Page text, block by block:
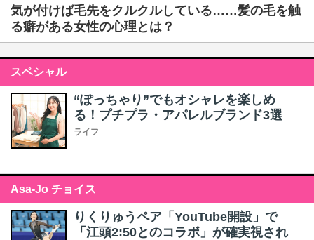
気が付けば毛先をクルクルしている……髪の毛を触
る癖がある女性の心理とは？
スペシャル
“ぽっちゃり”でもオシャレを楽しめ
る！プチプラ・アパレルブランド3選
ライフ
Asa-Jo チョイス
りくりゅうペア「YouTube開設」で
「江頭2:50とのコラボ」が確実視され